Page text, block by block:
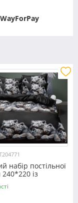
набір постільної
240*220 із
№204771